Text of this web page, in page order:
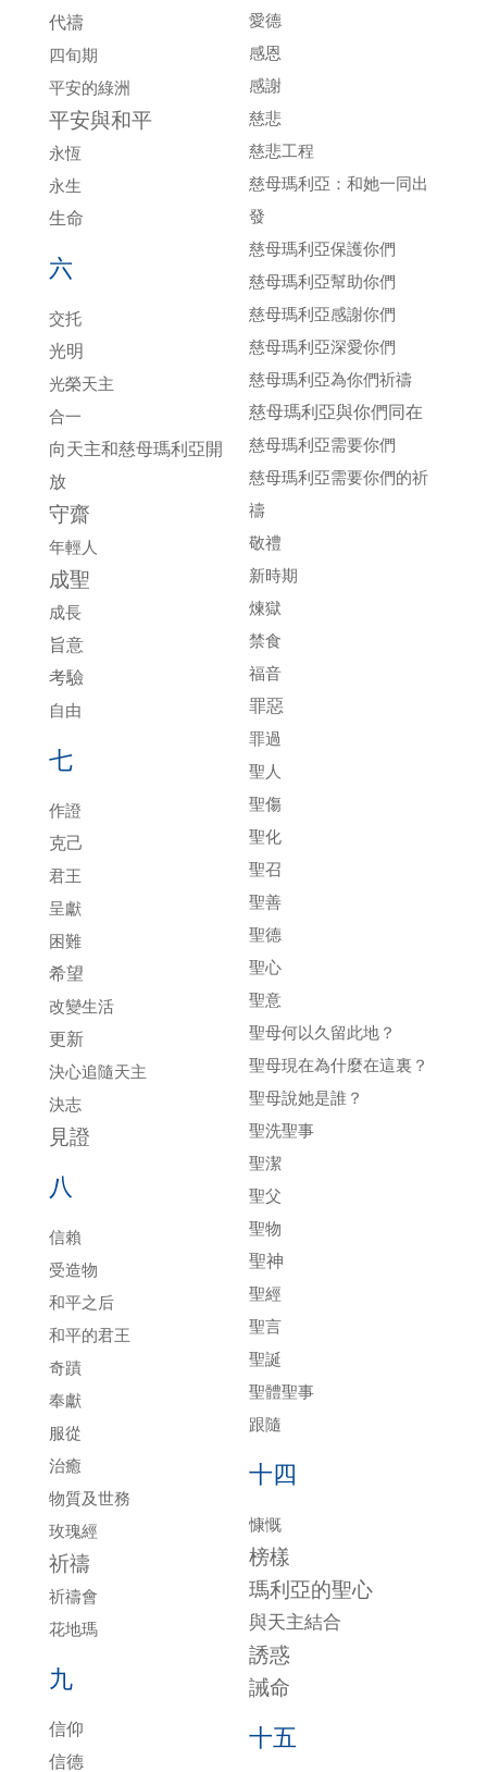
代禱
四旬期
平安的綠洲
平安與和平
永恆
永生
生命
六
交托
光明
光榮天主
合一
向天主和慈母瑪利亞開
放
守齋
年輕人
成聖
成長
旨意
考驗
自由
七
作證
克己
君王
呈獻
困難
希望
改變生活
更新
決心追隨天主
決志
見證
八
信賴
受造物
和平之后
和平的君王
奇蹟
奉獻
服從
治癒
物質及世務
玫瑰經
祈禱
祈禱會
花地瑪
九
信仰
信德
愛德
感恩
感謝
慈悲
慈悲工程
慈母瑪利亞：和她一同出
發
慈母瑪利亞保護你們
慈母瑪利亞幫助你們
慈母瑪利亞感謝你們
慈母瑪利亞深愛你們
慈母瑪利亞為你們祈禱
慈母瑪利亞與你們同在
慈母瑪利亞需要你們
慈母瑪利亞需要你們的祈
禱
敬禮
新時期
煉獄
禁食
福音
罪惡
罪過
聖人
聖傷
聖化
聖召
聖善
聖德
聖心
聖意
聖母何以久留此地？
聖母現在為什麼在這裏？
聖母說她是誰？
聖洗聖事
聖潔
聖父
聖物
聖神
聖經
聖言
聖誕
聖體聖事
跟隨
十四
慷慨
榜樣
瑪利亞的聖心
與天主結合
誘惑
誡命
十五